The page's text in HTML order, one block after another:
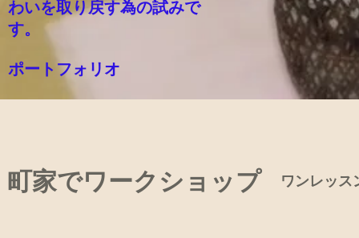
わいを取り戻す為の試みで
す。
​ポートフォリオ
町家でワークショップワンレッス